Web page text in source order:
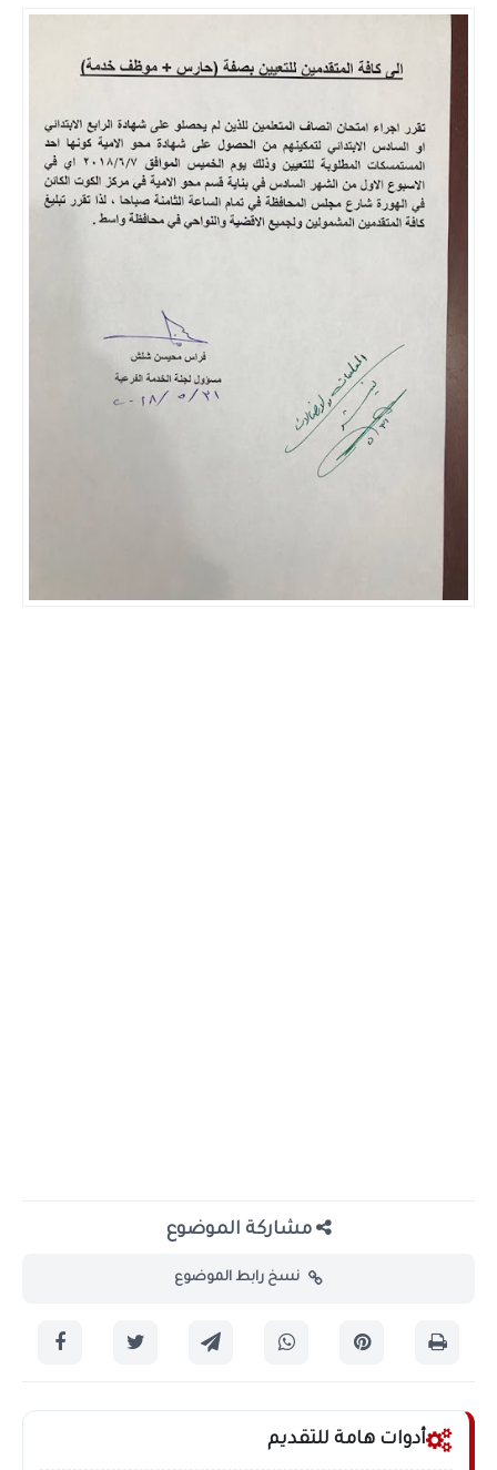
مشاركة الموضوع
نسخ رابط الموضوع
أدوات هامة للتقديم